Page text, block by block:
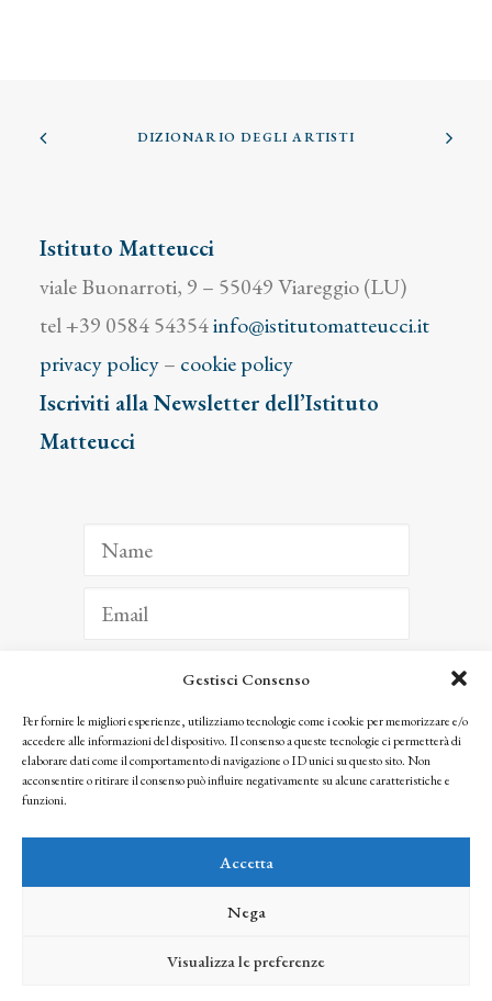
Gestisci Consenso
Per fornire le migliori esperienze, utilizziamo tecnologie come i cookie per memorizzare e/o
accedere alle informazioni del dispositivo. Il consenso a queste tecnologie ci permetterà di
elaborare dati come il comportamento di navigazione o ID unici su questo sito. Non
acconsentire o ritirare il consenso può influire negativamente su alcune caratteristiche e
funzioni.
Accetta
Nega
Visualizza le preferenze
DIZIONARIO DEGLI ARTISTI
Istituto Matteucci
viale Buonarroti, 9 – 55049 Viareggio (LU)
tel +39 0584 54354info@istitutomatteucci.it
privacy policy– cookie policy
Iscriviti alla Newsletter dell’Istituto
Matteucci
ISCRIVITI
Facendo clic per iscriverti, riconosci che le tue informazioni saranno trattate
seguendo la nostra Privacy Policy
© 2025 Istituto Matteucci. All right reserved
l’autorizzazione scritta dei proprietari dei diritti e dell’Istituto Matteucci
credits